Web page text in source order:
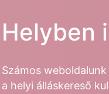
Helyben
Számos
a helyi álláskereső